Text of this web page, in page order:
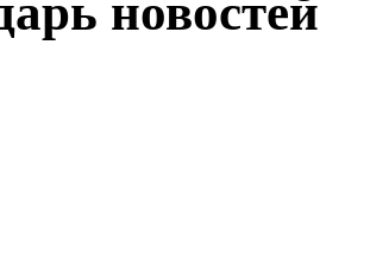
новостей